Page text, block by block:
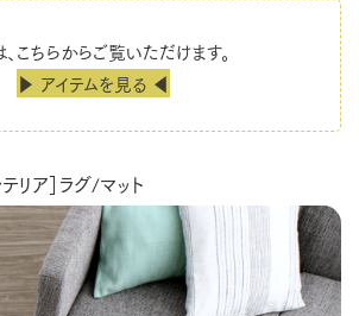
こちらからご覧いただけます。
▶ アイテムを見る ◀
リア］ラグ/マット